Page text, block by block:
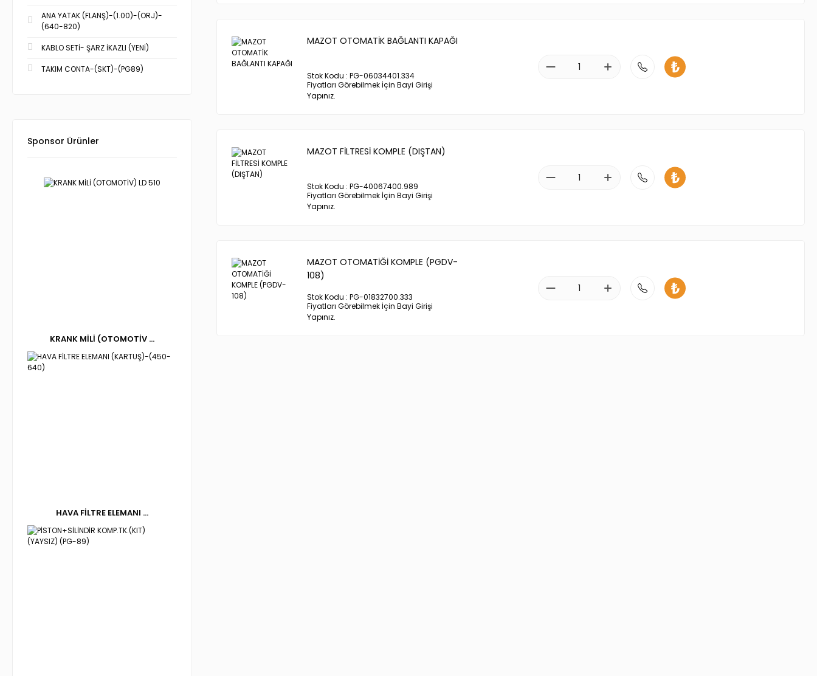
ANA YATAK (FLANŞ)-(1.00)-(ORJ)-
(640-820)
KABLO SETİ- ŞARZ İKAZLI (YENİ)
TAKIM CONTA-(SKT)-(PG89)
Sponsor Ürünler
KRANK MİLİ (OTOMOTİV ...
HAVA FİLTRE ELEMANI ...
MAZOT OTOMATİK BAĞLANTI KAPAĞI
Stok Kodu : PG-06034401.334
Fiyatları Görebilmek İçin Bayi Girişi
Yapınız.
MAZOT FİLTRESİ KOMPLE (DIŞTAN)
Stok Kodu : PG-40067400.989
Fiyatları Görebilmek İçin Bayi Girişi
Yapınız.
MAZOT OTOMATİĞİ KOMPLE (PGDV-
108)
Stok Kodu : PG-01832700.333
Fiyatları Görebilmek İçin Bayi Girişi
Yapınız.